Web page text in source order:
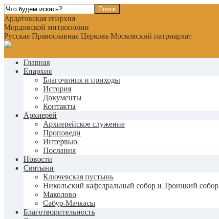
Ардатовская епархия
Мордовской митрополии
Русская Православная Церковь Московский патриархат
Главная
Епархия
Благочиния и приходы
История
Документы
Контакты
Архиерей
Архиерейское служение
Проповеди
Интервью
Послания
Новости
Святыни
Ключевская пустынь
Никольский кафедральный собор и Троицкий собор
Маколово
Сабур-Мачкасы
Благотворительность